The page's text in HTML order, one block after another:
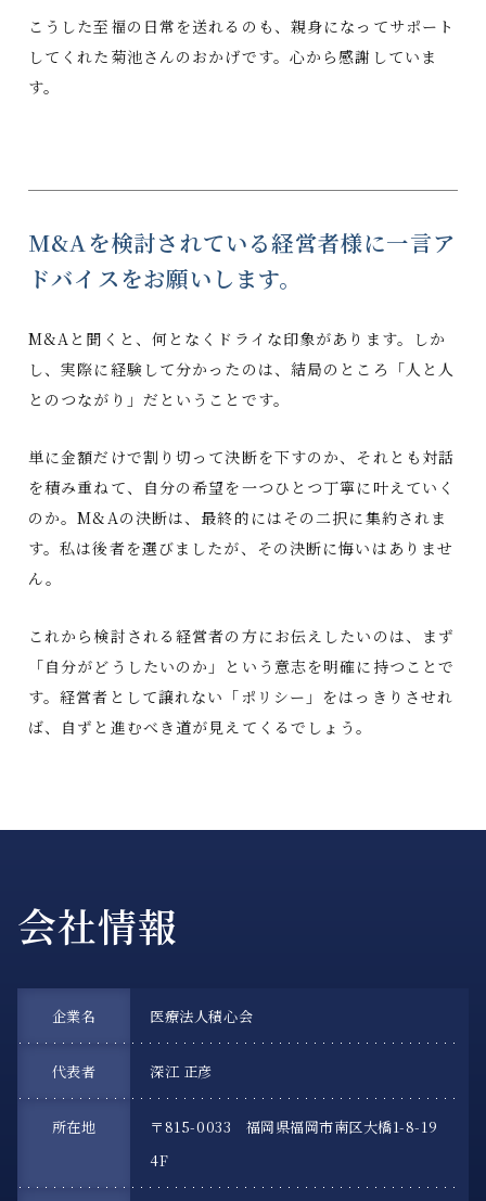
こうした至福の日常を送れるのも、親身になってサポート
してくれた菊池さんのおかげです。心から感謝していま
す。
M&Aを検討されている経営者様に一言ア
ドバイスをお願いします。
M&Aと聞くと、何となくドライな印象があります。しか
し、実際に経験して分かったのは、結局のところ「人と人
とのつながり」だということです。
単に金額だけで割り切って決断を下すのか、それとも対話
を積み重ねて、自分の希望を一つひとつ丁寧に叶えていく
のか。M&Aの決断は、最終的にはその二択に集約されま
す。私は後者を選びましたが、その決断に悔いはありませ
ん。
これから検討される経営者の方にお伝えしたいのは、まず
「自分がどうしたいのか」という意志を明確に持つことで
す。経営者として譲れない「ポリシー」をはっきりさせれ
ば、自ずと進むべき道が見えてくるでしょう。
会社情報
企業名 医療法人積心会
代表者 深江 正彦
所在地
〒815-0033 福岡県福岡市南区大橋1-8-19
4F